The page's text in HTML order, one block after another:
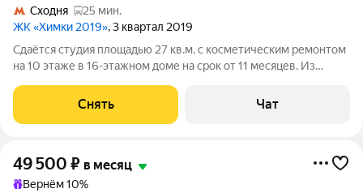
Сходня
25 мин.
ЖК «Химки 2019», 3 квартал 2019
Сдаётся студия площадью 27 кв.м. с косметическим ремонтом
на 10 этаже в 16-этажном доме на срок от 11 месяцев. Из
Посудомоечная машина Кондиционер Дом - монолитный, окна
выходят на улицу.
Снять Чат
49 500 ₽ в месяц
Вернём 10%